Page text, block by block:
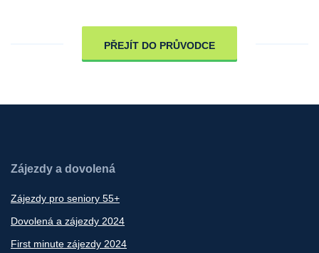
PŘEJÍT DO PRŮVODCE
Zájezdy a dovolená
Zájezdy pro seniory 55+
Dovolená a zájezdy 2024
First minute zájezdy 2024